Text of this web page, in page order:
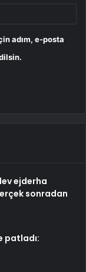
adım, e-posta
ejderha
sonradan
patladı: